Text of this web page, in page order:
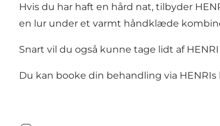
Hvis du har haft en hård nat, tilbyder
en lur under et varmt håndklæde
Snart vil du også kunne tage lidt af
Du kan booke din behandling via HENRIs